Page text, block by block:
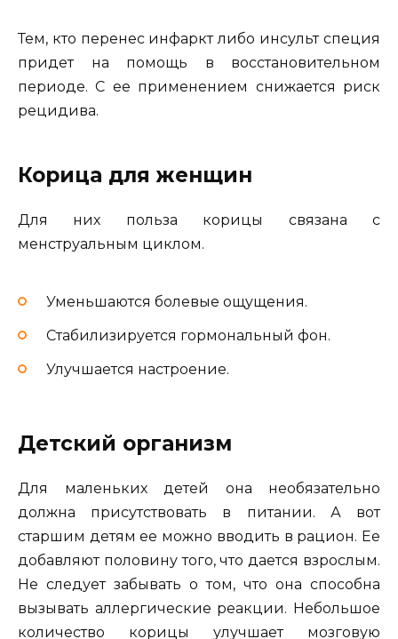
Тем, кто перенес инфаркт либо инсульт специя
придет на помощь в восстановительном
периоде. С ее применением снижается риск
рецидива.
Корица для женщин
Для них польза корицы связана с
менструальным циклом.
Уменьшаются болевые ощущения.
Стабилизируется гормональный фон.
Улучшается настроение.
Детский организм
Для маленьких детей она необязательно
должна присутствовать в питании. А вот
старшим детям ее можно вводить в рацион. Ее
добавляют половину того, что дается взрослым.
Не следует забывать о том, что она способна
вызывать аллергические реакции. Небольшое
количество корицы улучшает мозговую